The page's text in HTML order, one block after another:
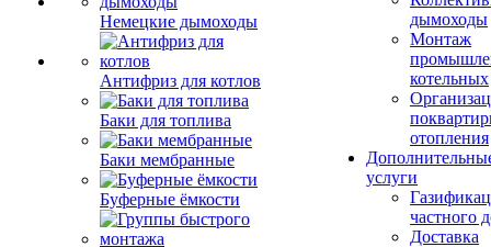
Немецкие дымоходы
Антифриз для котлов
Баки для топлива
Баки мембранные
Буферные ёмкости
дымоходы
Монтаж
котельных
отопления
услуги
частного
Доставка